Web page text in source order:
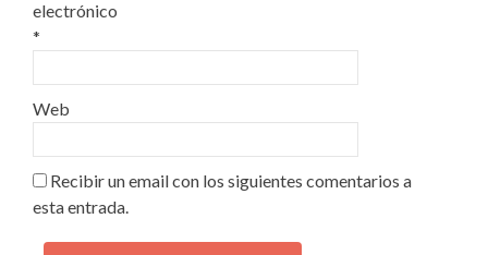
electrónico
*
Web
Recibir un email con los siguientes comentarios a
esta entrada.